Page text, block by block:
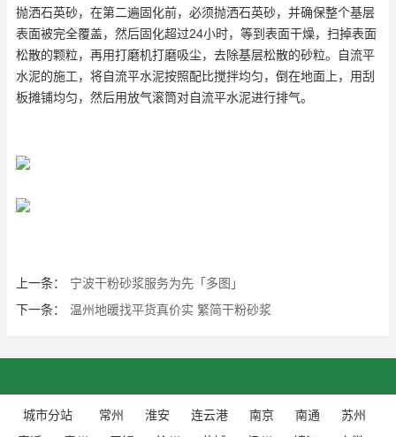
抛洒石英砂，在第二遍固化前，必须抛洒石英砂，并确保整个基层
表面被完全覆盖，然后固化超过24小时，等到表面干燥，扫掉表面
松散的颗粒，再用打磨机打磨吸尘，去除基层松散的砂粒。自流平
水泥的施工，将自流平水泥按照配比搅拌均匀，倒在地面上，用刮
板摊铺均匀，然后用放气滚筒对自流平水泥进行排气。
上一条：
宁波干粉砂浆服务为先「多图」
下一条：
温州地暖找平货真价实 繁简干粉砂浆
城市分站 常州 淮安 连云港 南京 南通
苏州